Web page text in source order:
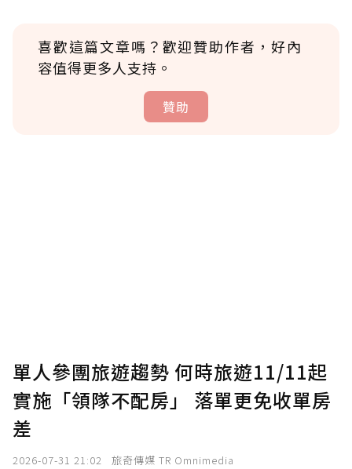
喜歡這篇文章嗎？歡迎贊助作者，好內
容值得更多人支持。
贊助
確認送出
單人參團旅遊趨勢 何時旅遊11/11起
實施「領隊不配房」 落單更免收單房
差
2026-07-31 21:02 旅奇傳媒 TR Omnimedia